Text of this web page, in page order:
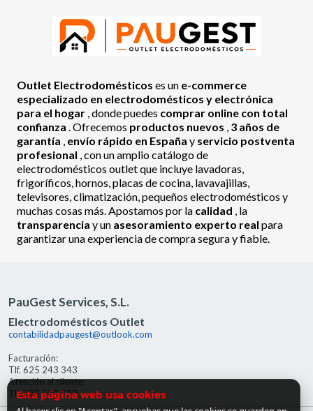
Outlet Electrodomésticos es un e-commerce
especializado en electrodomésticos y electrónica
para el hogar , donde puedes comprar online con total
confianza . Ofrecemos productos nuevos , 3 años de
garantía , envío rápido en España y servicio postventa
profesional , con un amplio catálogo de
electrodomésticos outlet que incluye lavadoras,
frigoríficos, hornos, placas de cocina, lavavajillas,
televisores, climatización, pequeños electrodomésticos y
muchas cosas más. Apostamos por la calidad , la
transparencia y un asesoramiento experto real para
garantizar una experiencia de compra segura y fiable.
PauGest Services, S.L.
Electrodomésticos Outlet
contabilidadpaugest@outlook.com
Facturación:
Tlf. 625 243 343
Atención al cliente:
Tlf. 685 527 519
Esta página web usa cookies